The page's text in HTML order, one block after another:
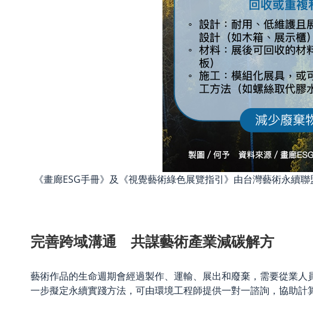
《畫廊ESG手冊》及《視覺藝術綠色展覽指引》由台灣藝術永
完善跨域溝通 共謀藝術產業減碳解方
藝術作品的生命週期會經過製作、運輸、展出和廢棄，需要從業
一步擬定永續實踐方法，可由環境工程師提供一對一諮詢，協助計